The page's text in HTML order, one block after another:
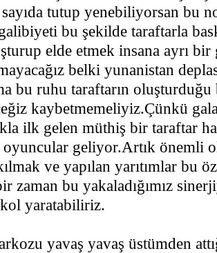
sayıda tutup yenebiliyorsan bu
bu şekilde taraftarla
elde etmek insana ayrı
belki yunanistan
bu ruhu taraftarın
kaybetmemeliyiz.Çünkü
ilk gelen müthiş bir taraftar
geliyor.Artık önemli
ve yapılan yarıtımlar bu
zaman bu yakaladığımız
yaratabiliriz.
yavaş yavaş üstümden